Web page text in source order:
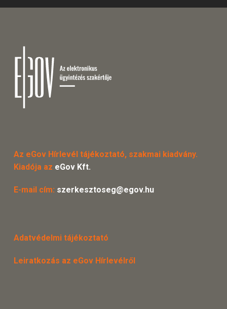
Az eGov Hírlevél tájékoztató, szakmai kiadvány.
Kiadója az eGov Kft.
E-mail cím: szerkesztoseg@egov.hu
Adatvédelmi tájékoztató
Leiratkozás az eGov Hírlevélről